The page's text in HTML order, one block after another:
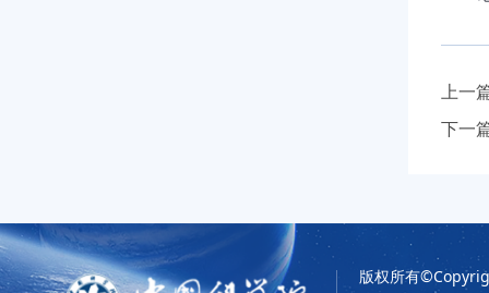
上一
下一
版权所有